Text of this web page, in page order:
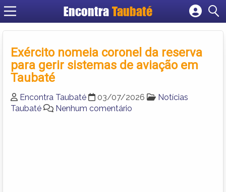
EncontraTaubaté
Cadastrar empresa
Criar conta
Exército nomeia coronel da reserva
para gerir sistemas de aviação em
Taubaté
Encontra Taubaté 03/07/2026
Notícias
Taubaté
Nenhum comentário